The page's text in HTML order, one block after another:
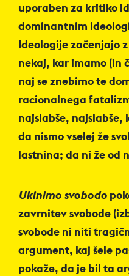
uporaben za kritiko
dominantnim
Ideologije začenjajo
nekaj, kar imamo (in
naj se znebimo te
racionalnega
najslabše, najslabše,
da nismo vselej že
lastnina; da ni že od
Ukinimo svobodo
zavrnitev svobode
svobode ni niti
argument, kaj šele
pokaže, da je bil ta